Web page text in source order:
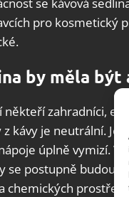
pro kosmetický
by měla
někteří zahradníci,
z kávy je neutrální.
úplně vymizí. V
se postupně budou
chemických